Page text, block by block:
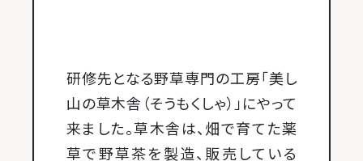
研修先となる野草専門の工房「美し
山の草木舎（そうもくしゃ）」にやって
来ました。草木舎は、畑で育てた薬
草で野草茶を製造、販売している